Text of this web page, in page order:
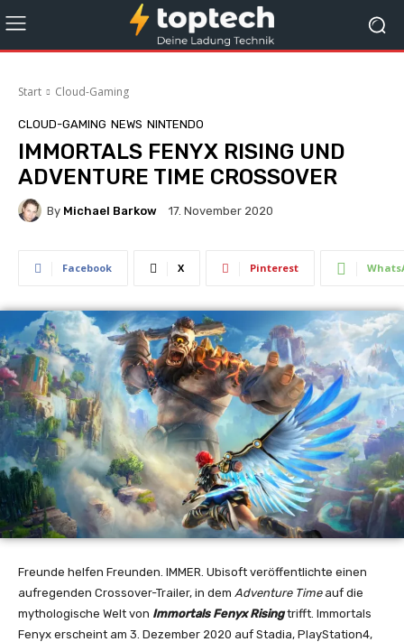
Start Cloud-Gaming
CLOUD-GAMING NEWS NINTENDO
IMMORTALS FENYX RISING UND
ADVENTURE TIME CROSSOVER
By Michael Barkow 17. November 2020
Facebook X Pinterest
Freunde helfen Freunden. IMMER. Ubisoft veröffentlichte einen
aufregenden Crossover-Trailer, in dem Adventure Timeauf die
mythologische Welt von Immortals Fenyx Risingtrifft. Immortals
Fenyx erscheint am 3. Dezember 2020 auf Stadia, PlayStation4,